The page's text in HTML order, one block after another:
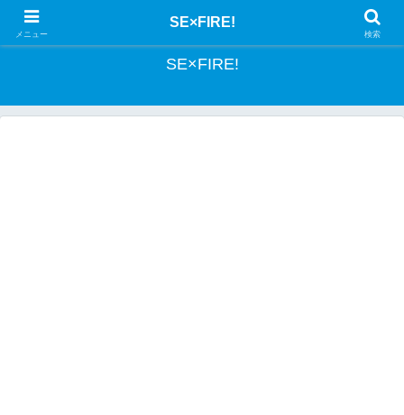
とあるSEの投資記録
SE×FIRE!
メニュー
SE×FIRE!
検索